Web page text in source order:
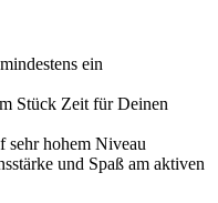
ein
Stück Zeit für Deinen
sehr hohem Niveau
und Spaß am aktiven